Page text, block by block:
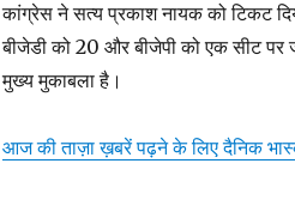
कांग्रेस ने सत्य प्रकाश नायक को टिकट
बीजेडी को 20 और बीजेपी को एक सीट पर
मुख्य मुकाबला है।
आज की ताज़ा ख़बरें पढ़ने के लिए दैनिक